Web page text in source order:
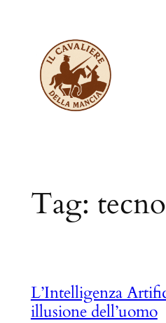
contenuto
Tag:
L’Intelligenza
illusione dell’uomo